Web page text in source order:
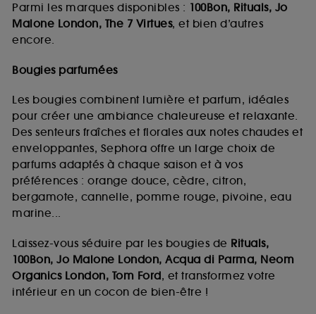
Parmi les marques disponibles : 100Bon, Rituals, Jo
Malone London, The 7 Virtues, et bien d’autres
encore.
Bougies parfumées
Les bougies combinent lumière et parfum, idéales
pour créer une ambiance chaleureuse et relaxante.
Des senteurs fraîches et florales aux notes chaudes et
enveloppantes, Sephora offre un large choix de
parfums adaptés à chaque saison et à vos
préférences : orange douce, cèdre, citron,
bergamote, cannelle, pomme rouge, pivoine, eau
marine...
Laissez-vous séduire par les bougies de Rituals,
100Bon, Jo Malone London, Acqua di Parma, Neom
Organics London, Tom Ford, et transformez votre
intérieur en un cocon de bien-être !